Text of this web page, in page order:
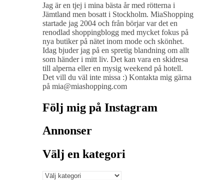
Jag är en tjej i mina bästa år med rötterna i
Jämtland men bosatt i Stockholm. MiaShopping
startade jag 2004 och från börjar var det en
renodlad shoppingblogg med mycket fokus på
nya butiker på nätet inom mode och skönhet.
Idag bjuder jag på en spretig blandning om allt
som händer i mitt liv. Det kan vara en skidresa
till alperna eller en mysig weekend på hotell.
Det vill du väl inte missa :) Kontakta mig gärna
på mia@miashopping.com
Följ mig på Instagram
Annonser
Välj en kategori
Välj